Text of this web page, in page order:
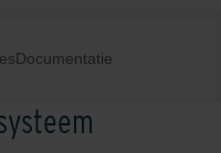
Documentatie